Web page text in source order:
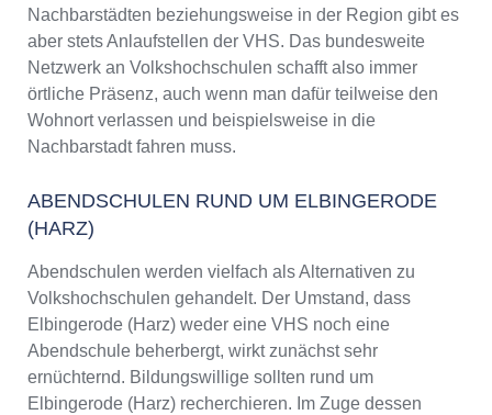
Nachbarstädten beziehungsweise in der Region gibt es
aber stets Anlaufstellen der VHS. Das bundesweite
Netzwerk an Volkshochschulen schafft also immer
örtliche Präsenz, auch wenn man dafür teilweise den
Wohnort verlassen und beispielsweise in die
Nachbarstadt fahren muss.
ABENDSCHULEN RUND UM ELBINGERODE
(HARZ)
Abendschulen werden vielfach als Alternativen zu
Volkshochschulen gehandelt. Der Umstand, dass
Elbingerode (Harz) weder eine VHS noch eine
Abendschule beherbergt, wirkt zunächst sehr
ernüchternd. Bildungswillige sollten rund um
Elbingerode (Harz) recherchieren. Im Zuge dessen